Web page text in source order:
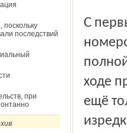
поскольку
последствий
при
С первых минут матча «Амур» стремился играть первым
ходе
ещё